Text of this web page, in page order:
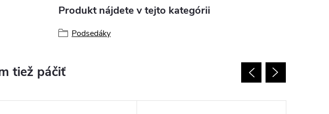
Produkt nájdete v tejto kategórii
Podsedáky